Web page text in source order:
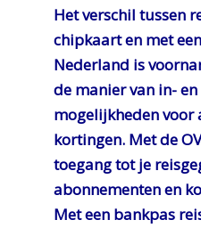
Het verschil tussen
chipkaart en met
Nederland is
de manier van in-
mogelijkheden voor
kortingen. Met de
toegang tot je
abonnementen en
Met een bankpas